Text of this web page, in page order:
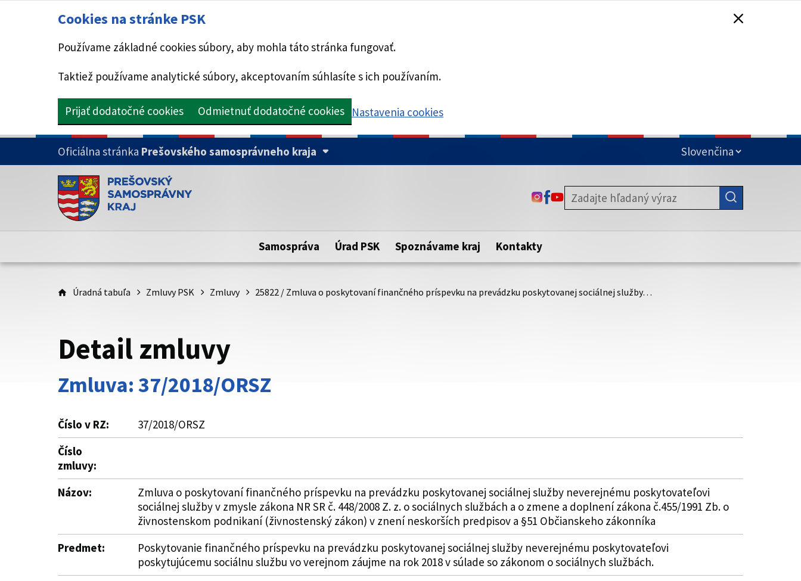
Cookies na stránke PSK
Používame základné cookies súbory, aby mohla táto stránka fungovať.
Taktiež používame analytické súbory, akceptovaním súhlasíte s ich používaním.
Prijať dodatočné cookies Odmietnuť dodatočné cookies Nastavenia cookies
PRESKOČIŤ NA HLAVNÝ OBSAH
Oficiálna stránka Prešovského samosprávneho kraja
Doména psk.sk je oficiálna
Toto je oficiálna webová stránka Prešovského samosprávneho kraja.
Táto stránka je zabezpečená
zabezpečenú webovú stránku. Zabezpečená stránka vždy začína
https:// pred názvom domény webového sídla.
ODKAZ SA OTVORÍ NA NOVEJ KARTE
ODKAZ SA OTVORÍ NA NOVEJ KARTE
ODKAZ SA OTVORÍ NA NOVEJ KARTE
Samospráva Úrad PSK Spoznávame kraj Kontakty
Úradná tabuľa Zmluvy PSK Zmluvy 25822 / Zmluva o poskytovaní finančného príspevku na prevádzku poskytovanej sociálnej služby…
Detail zmluvy
Zmluva: 37/2018/ORSZ
Číslo v RZ:
37/2018/ORSZ
Číslo
zmluvy:
Názov:
Zmluva o poskytovaní finančného príspevku na prevádzku poskytovanej sociálnej služby neverejnému poskytovateľovi
sociálnej služby v zmysle zákona NR SR č. 448/2008 Z. z. o sociálnych službách a o zmene a doplnení zákona č.455/1991 Zb. o
živnostenskom podnikaní (živnostenský zákon) v znení neskorších predpisov a §51 Občianskeho zákonníka
Predmet:
Poskytovanie finančného príspevku na prevádzku poskytovanej sociálnej služby neverejnému poskytovateľovi
poskytujúcemu sociálnu službu vo verejnom záujme na rok 2018 v súlade so zákonom o sociálnych službách.